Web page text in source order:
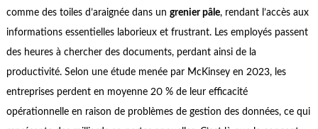
comme des toiles d’araignée dans un grenier pâle, rendant l’accès aux
informations essentielles laborieux et frustrant. Les employés passent
des heures à chercher des documents, perdant ainsi de la
productivité. Selon une étude menée par McKinsey en 2023, les
entreprises perdent en moyenne 20 % de leur efficacité
opérationnelle en raison de problèmes de gestion des données, ce qui